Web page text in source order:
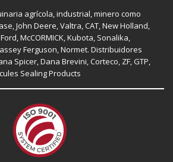
agrícola, industrial, minero como
John Deere , Valtra, CAT New Holland
Ford , McCORMICK, Kubota , Sonalika,
Ferguson Normet. Distribuidores
Spicer , Dana Brevini, Corteco ZF GTP
Sealing Products